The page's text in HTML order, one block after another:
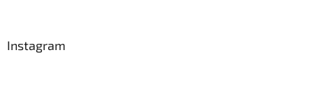
Instagram